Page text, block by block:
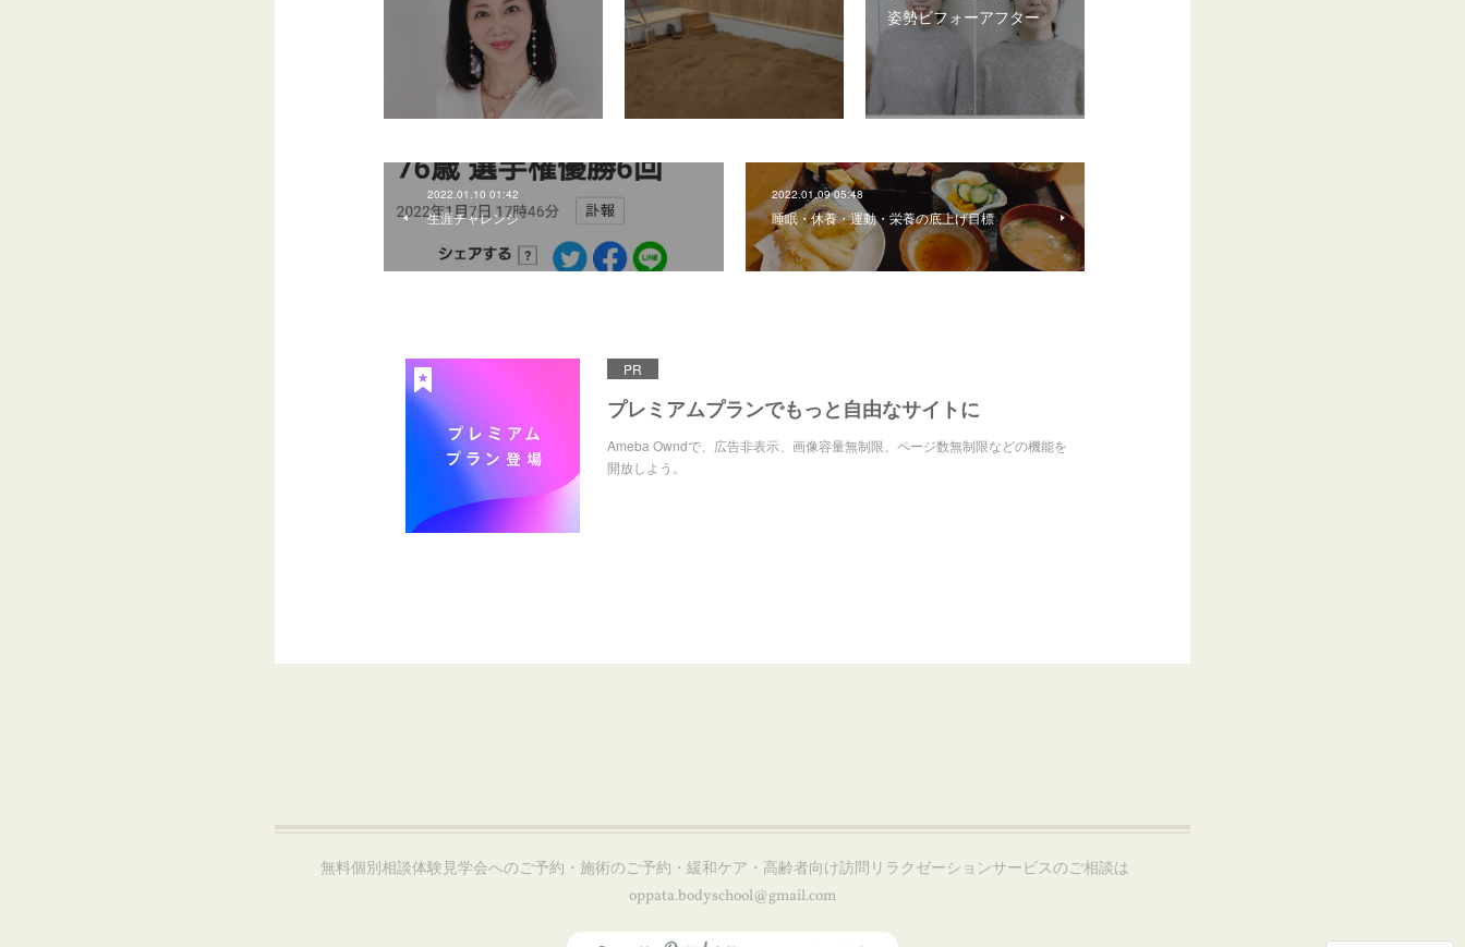
姿勢ビフォーアフター
2022.01.10 01:42
生涯チャレンジ
2022.01.09 05:48
睡眠・休養・運動・栄養の底上げ目標
PR
プレミアムプランでもっと自由なサイトに
Ameba Owndで、広告非表示、画像容量無制限、ページ数無制限などの機能を
開放しよう。
無料個別相談体験見学会へのご予約・施術のご予約・緩和ケア・高齢者向け訪問リラクゼーションサービスのご相談は
oppata.bodyschool@gmail.com